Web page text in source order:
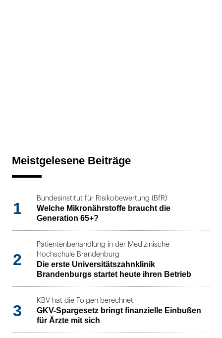
Meistgelesene Beiträge
1
Bundesinstitut für Risikobewertung (BfR)
Welche Mikronährstoffe braucht die
Generation 65+?
2
Patientenbehandlung in der Medizinische
Hochschule Brandenburg
Die erste Universitätszahnklinik
Brandenburgs startet heute ihren Betrieb
3
KBV hat die Folgen berechnet
GKV-Spargesetz bringt finanzielle Einbußen
für Ärzte mit sich